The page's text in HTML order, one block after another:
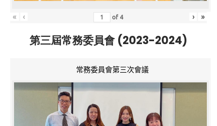
« ‹ of 4 › »
第三屆常務委員會 (2023-2024)
常務委員會第三次會議